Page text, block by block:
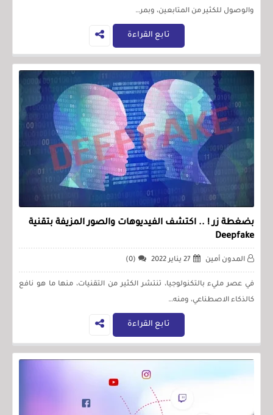
والوصول للكثير من المتابعين، وبمر…
تابع القراءة
بضغطة زر ! .. اكتشف الفيديوهات والصور المزيفة بتقنية
Deepfake
المدون أمين 27 يناير 2022 (0)
في عصر مليء بالتكنولوجيا، تنتشر الكثير من التقنيات، منها ما هو نافع
كالذكاء الاصطناعي، ومنه…
تابع القراءة